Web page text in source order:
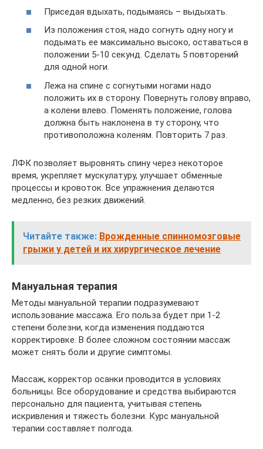
Приседая вдыхать, подымаясь – выдыхать.
Из положения стоя, надо согнуть одну ногу и
подымать ее максимально высоко, оставаться в
положении 5-10 секунд. Сделать 5 повторений
для одной ноги.
Лежа на спине с согнутыми ногами надо
положить их в сторону. Повернуть голову вправо,
а колени влево. Поменять положение, голова
должна быть наклонена в ту сторону, что
противоположна коленям. Повторить 7 раз.
ЛФК позволяет выровнять спину через некоторое
время, укрепляет мускулатуру, улучшает обменные
процессы и кровоток. Все упражнения делаются
медленно, без резких движений.
Читайте также: Врожденные спинномозговые
грыжи у детей и их хирургическое лечение
Мануальная терапия
Методы мануальной терапии подразумевают
использование массажа. Его польза будет при 1-2
степени болезни, когда изменения поддаются
корректировке. В более сложном состоянии массаж
может снять боли и другие симптомы.
Массаж, корректор осанки проводится в условиях
больницы. Все оборудование и средства выбираются
персонально для пациента, учитывая степень
искривления и тяжесть болезни. Курс мануальной
терапии составляет полгода.